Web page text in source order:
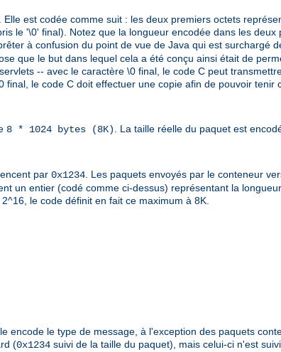
est codée comme suit : les deux premiers octets
le '\0' final). Notez que la longueur encodée dans les
à confusion du point de vue de Java qui est surchargé
que le but dans lequel cela a été conçu ainsi était de
-- avec le caractère \0 final, le code C peut
le code C doit effectuer une copie afin de pouvoir tenir
8 * 1024 bytes (8K). La taille réelle du paquet est
par 0x1234. Les paquets envoyés par le conteneur
un entier (codé comme ci-dessus) représentant la
le code définit en fait ce maximum à 8K.
encode le type de message, à l'exception des paquets
(0x1234 suivi de la taille du paquet), mais celui-ci n'est